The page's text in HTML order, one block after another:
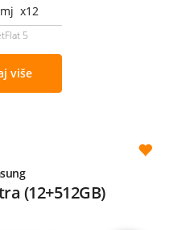
x12
5
više
(12+512GB)